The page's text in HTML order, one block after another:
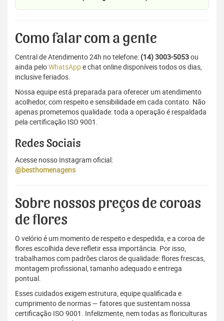
Como falar com a gente
Central de Atendimento 24h no telefone: (14) 3003-5053ou
ainda peloWhatsAppe chat online disponíveis todos os dias,
inclusive feriados.
Nossa equipe está preparada para oferecer um atendimento
acolhedor, com respeito e sensibilidade em cada contato. Não
apenas prometemos qualidade: toda a operação é respaldada
pela certificação ISO 9001.
Redes Sociais
Acesse nosso Instagram oficial:
@besthomenagens
Sobre nossos preços de coroas
de flores
O velório é um momento de respeito e despedida, e a coroa de
flores escolhida deve refletir essa importância. Por isso,
trabalhamos com padrões claros de qualidade: flores frescas,
montagem profissional, tamanho adequado e entrega
pontual.
Esses cuidados exigem estrutura, equipe qualificada e
cumprimento de normas — fatores que sustentam nossa
certificação ISO 9001. Infelizmente, nem todas as floriculturas